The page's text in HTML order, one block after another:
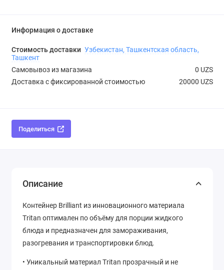
Информация о доставке
Стоимость доставки Узбекистан, Ташкентская область,
Ташкент
Самовывоз из магазина
0 UZS
Доставка с фиксированной стоимостью
20000 UZS
Поделиться
Описание
Контейнер Brilliant из инновационного материала
Tritan оптимален по объёму для порции жидкого
блюда и предназначен для замораживания,
разогревания и транспортировки блюд.
• Уникальный материал Tritan прозрачный и не